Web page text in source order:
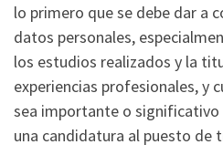
lo primero que se debe dar a
datos personales,
los estudios realizados y la
experiencias profesionales, y
sea importante o significativo
una candidatura al puesto de